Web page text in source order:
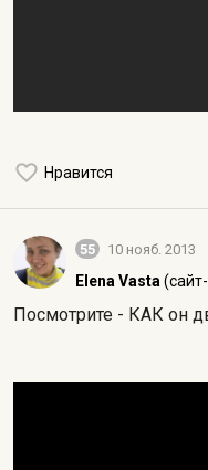
Нравится
55 10 нояб. 2013
Elena Vasta
Посмотрите - КАК он